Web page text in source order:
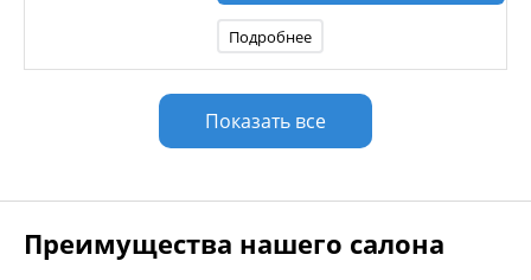
Подробнее
Показать все
Преимущества нашего салона